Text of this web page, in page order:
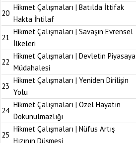
20
Hikmet Çalışmaları | Batılda İttifak
Hakta İhtilaf
21
Hikmet Çalışmaları | Savaşın Evrensel
İlkeleri
22
Hikmet Çalışmaları | Devletin Piyasaya
Müdahalesi
23
Hikmet Çalışmaları | Yeniden Dirilişin
Yolu
24
Hikmet Çalışmaları | Özel Hayatın
Dokunulmazlığı
25
Hikmet Çalışmaları | Nüfus Artış
Hızının Düşmesi